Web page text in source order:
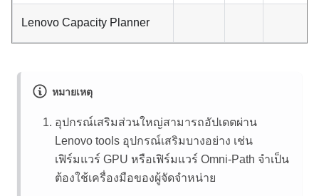
Lenovo Capacity Planner
หมายเหตุ
อุปกรณ์เสริมส่วนใหญ่สามารถอัปเดตผ่าน
Lenovo tools อุปกรณ์เสริมบางอย่าง เช่น
เฟิร์มแวร์ GPU หรือเฟิร์มแวร์ Omni-Path จำเป็น
ต้องใช้เครื่องมือของผู้จัดจำหน่าย